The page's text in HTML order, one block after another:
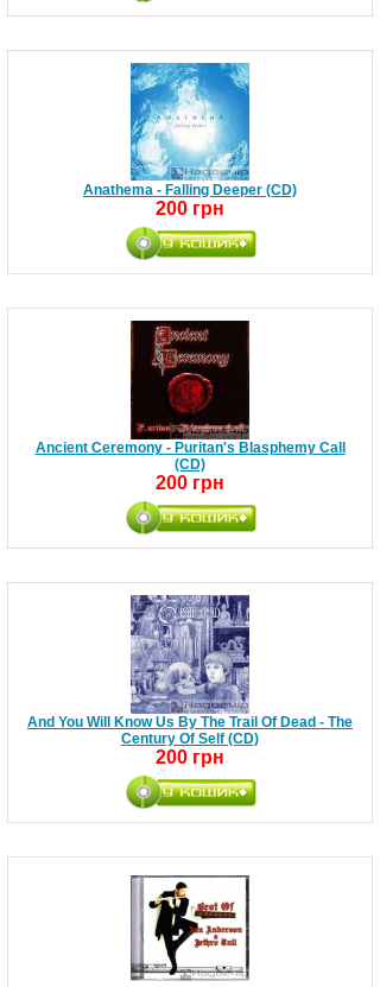
Anathema - Falling Deeper (CD)
200 грн
Ancient Ceremony - Puritan's Blasphemy Call
(CD)
200 грн
And You Will Know Us By The Trail Of Dead - The
Century Of Self (CD)
200 грн